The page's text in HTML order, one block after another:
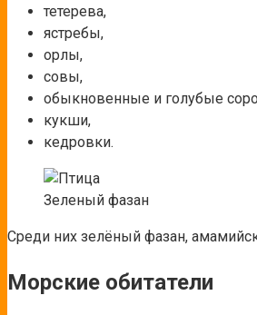
тетерева,
ястребы,
орлы,
совы,
обыкновенные и голубые
кукши,
кедровки.
Зеленый фазан
Среди них зелёный фазан,
Морские обитатели